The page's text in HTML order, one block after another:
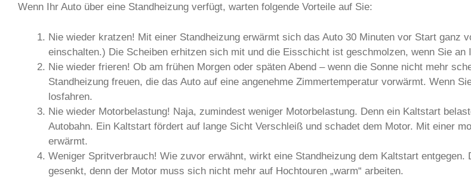
Wenn Ihr Auto über eine Standheizung verfügt, warten folgende Vorteile auf Sie:
Nie wieder kratzen! Mit einer Standheizung erwärmt sich das Auto 30 Minuten vor Start ganz
einschalten.) Die Scheiben erhitzen sich mit und die Eisschicht ist geschmolzen, wenn Sie an
Nie wieder frieren! Ob am frühen Morgen oder späten Abend – wenn die Sonne nicht mehr
Standheizung freuen, die das Auto auf eine angenehme Zimmertemperatur vorwärmt. Wenn
losfahren.
Nie wieder Motorbelastung! Naja, zumindest weniger Motorbelastung. Denn ein Kaltstart
Autobahn. Ein Kaltstart fördert auf lange Sicht Verschleiß und schadet dem Motor. Mit einer
erwärmt.
Weniger Spritverbrauch! Wie zuvor erwähnt, wirkt eine Standheizung dem Kaltstart
gesenkt, denn der Motor muss sich nicht mehr auf Hochtouren „warm“ arbeiten.